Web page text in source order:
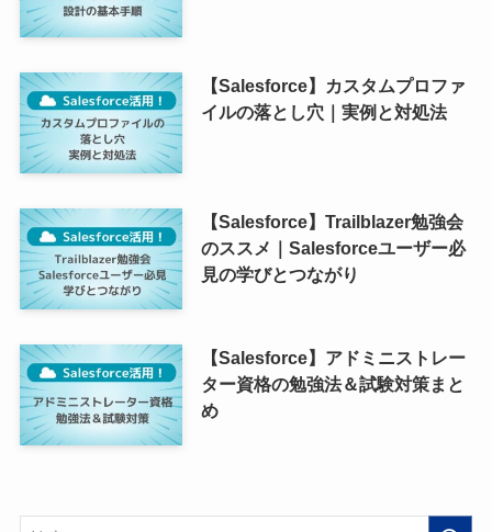
【Salesforce】カスタムプロファ
イルの落とし穴｜実例と対処法
【Salesforce】Trailblazer勉強会
のススメ｜Salesforceユーザー必
見の学びとつながり
【Salesforce】アドミニストレー
ター資格の勉強法＆試験対策まと
め